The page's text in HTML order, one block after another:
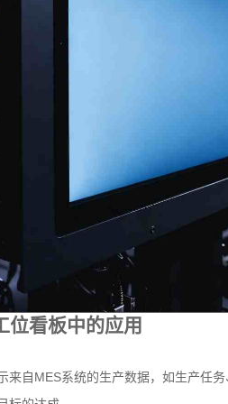
位看板中的应用
自MES系统的生产数据，如生产任